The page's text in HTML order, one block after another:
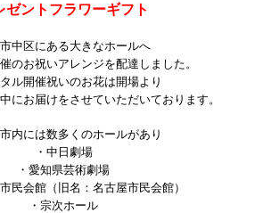
ゼントフラワーギフト
中区にある大きなホールへ
のお祝いアレンジを配達しました。
ル開催祝いのお花は開場より
にお届けをさせていただいております。
内には数多くのホールがあり
・中日劇場
・愛知県芸術劇場
民会館（旧名：名古屋市民会館）
・宗次ホール